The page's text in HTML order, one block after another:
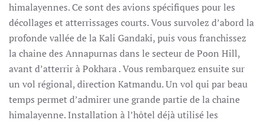
himalayennes. Ce sont des avions spécifiques pour les
décollages et atterrissages courts. Vous survolez d’abord la
profonde vallée de la Kali Gandaki, puis vous franchissez
la chaine des Annapurnas dans le secteur de Poon Hill,
avant d’atterrir à Pokhara . Vous rembarquez ensuite sur
un vol régional, direction Katmandu. Un vol qui par beau
temps permet d’admirer une grande partie de la chaine
himalayenne. Installation à l’hôtel déjà utilisé les